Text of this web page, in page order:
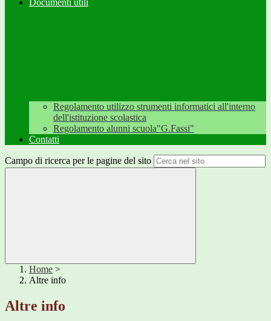
Documenti utili
Regolamento utilizzo strumenti informatici all'interno
dell'istituzione scolastica
Regolamento alunni scuola"G.Fassi"
Contatti
Campo di ricerca per le pagine del sito
Home >
Altre info
Altre info